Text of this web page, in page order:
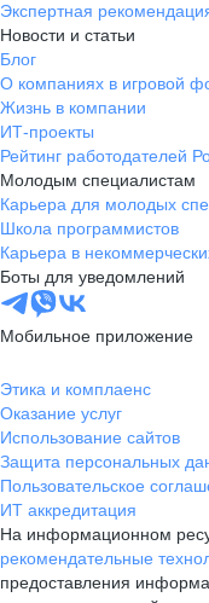
Экспертная
Новости и статьи
Блог
О компаниях в игровой
Жизнь в компании
ИТ-проекты
Рейтинг работодателей
Молодым специалистам
Карьера для молодых
Школа программистов
Карьера в
Боты для уведомлений
Мобильное приложение
Этика и комплаенс
Оказание услуг
Использование сайтов
Защита персональных
Пользовательское
ИТ аккредитация
На информационном
рекомендательные
предоставления